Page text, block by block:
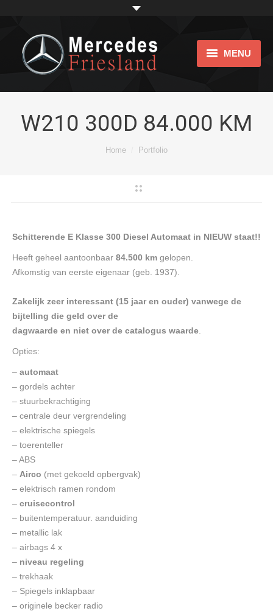
MENU
Showroom
Contact
W210 300D 84.000 KM
Home Portfolio
Schitterende E Klasse 300 Diesel Automaat in NIEUW staat!!
Heeft geheel aantoonbaar 84.500 km gelopen.
Afkomstig van eerste eigenaar (geb. 1937).
Zakelijk zeer interessant (15 jaar en ouder) vanwege de
bijtelling die geld over de
dagwaarde en niet over de catalogus waarde
Opties:
– automaat
– gordels achter
– stuurbekrachtiging
– centrale deur vergrendeling
– elektrische spiegels
– toerenteller
– ABS
– Airco (met gekoeld opbergvak)
– elektrisch ramen rondom
– cruisecontrol
– buitentemperatuur. aanduiding
– metallic lak
– airbags 4 x
– niveau regeling
– trekhaak
– Spiegels inklapbaar
– originele becker radio